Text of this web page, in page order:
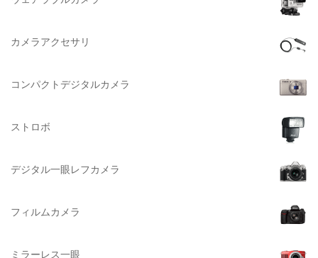
Lowepro（ロープロ）
BURTON（バートン）
DELSEY（デルセー）
DEKO Elite（デコエリート）
Datacolor（データカラー）
中判海外系
カメラアクセサリ
コンパクトデジタルカメラ
ストロボ
デジタル一眼レフカメラ
フィルムカメラ
ミラーレス一眼